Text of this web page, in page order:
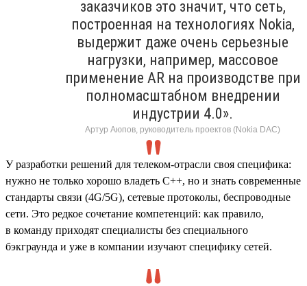
заказчиков это значит, что сеть,
построенная на технологиях Nokia,
выдержит даже очень серьезные
нагрузки, например, массовое
применение AR на производстве при
полномасштабном внедрении
индустрии 4.0».
Артур Аюпов, руководитель проектов (Nokia DAC)
У разработки решений для телеком-отрасли своя специфика:
нужно не только хорошо владеть C++, но и знать современные
стандарты связи (4G/5G), сетевые протоколы, беспроводные
сети. Это редкое сочетание компетенций: как правило,
в команду приходят специалисты без специального
бэкграунда и уже в компании изучают специфику сетей.